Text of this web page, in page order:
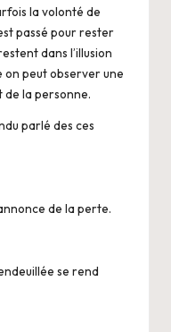
la volonté de
passé pour rester
dans l’illusion
peut observer une
la personne.
parlé des ces
de la perte.
se rend